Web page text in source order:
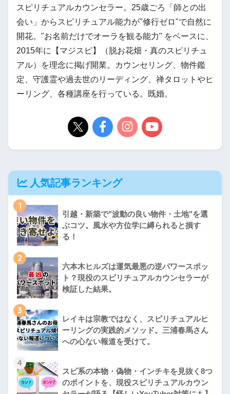
スピリチュアルカウンセラー。25歳ごろ「師との出
会い」からスピリチュアル能力が"修行ゼロ"で自然に
開花。"お名前だけでオーラを観る能力" をベースに、
2015年に【マジスピ】（脱お花畑・真のスピリチュ
アル）を理念に掲げ開業。カウンセリング、物件鑑
定、守護霊や過去世のリーディング、禅タロットやヒ
ーリング、各種講座を行っている。既婚。
人気記事ランキング
1
引越・新築で"波動の良い物件・土地"を選
ぶコツ。風水や方位学に縛られると損す
る！
2
六本木ヒルズは運気最悪の逆パワースポッ
ト？現役のスピリチュアルカウンセラーが
検証した結果。
3
レイキは宗教ではなく、スピリチュアルヒ
ーリングの実践的メソッド。三浦春馬さん
への心ない報道を受けて。
4
スピ系の本物・偽物・インチキを見抜く8つ
のポイントを、現役スピリチュアルカウン